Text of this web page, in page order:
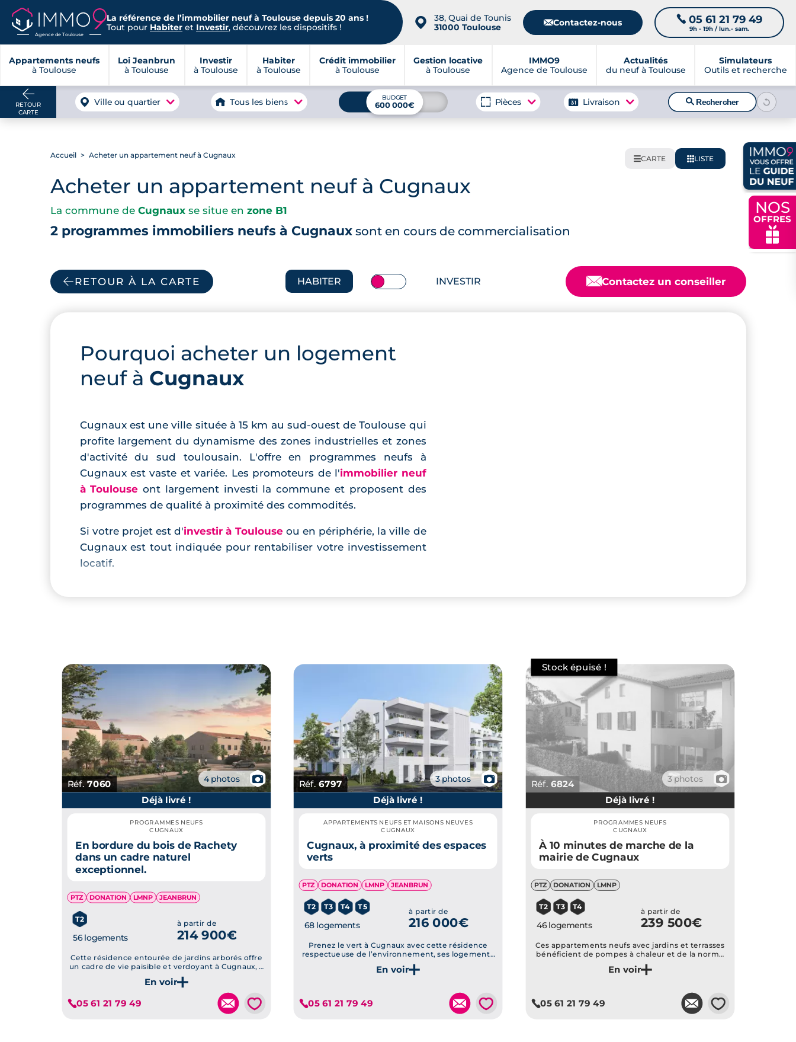
Agence de Toulouse
La référence de l’immobilier neuf à Toulouse depuis 20 ans !
Tout pour Habiter et Investir, découvrez les dispositifs ! 📍
38, Quai de Tounis
31000 Toulouse
📧Contactez-nous 📞 05 61 21 79 49
9h - 19h / lun.- sam.
Appartements neufs
à Toulouse
Loi Jeanbrun
à Toulouse
Investir
à Toulouse
Habiter
à Toulouse
Crédit immobilier
à Toulouse
Gestion locative
à Toulouse
IMMO9
Agence de Toulouse
Actualités
du neuf à Toulouse
Simulateurs
Outils et recherche
NOS
OFFRES
🎁
RETOUR
CARTE
Ville ou quartier Tous les biens BUDGET
600 000€ Pièces Livraison 🔍Rechercher
🌍CARTE 📋LISTE
Accueil Acheter un appartement neuf à Cugnaux
Acheter un appartement neuf à Cugnaux
La commune de Cugnauxse situe en zone B1
2 programmes immobiliers neufs à Cugnauxsont en cours de commercialisation
RETOUR À LA CARTE HABITER INVESTIR 📧Contactez un conseiller
Pourquoi acheter un logement
neuf à Cugnaux
Cugnaux est une ville située à 15 km au sud-ouest de Toulouse qui
profite largement du dynamisme des zones industrielles et zones
d'activité du sud toulousain. L'offre en programmes neufs à
Cugnaux est vaste et variée. Les promoteurs de l'immobilier neuf
à Toulouse ont largement investi la commune et proposent des
programmes de qualité à proximité des commodités.
Si votre projet est d'investir à Toulouseou en périphérie, la ville de
Cugnaux est tout indiquée pour rentabiliser votre investissement
locatif.
Réf. 7060
4 photos 📷
Je découvre ce programme
Déjà livré !
PROGRAMMES NEUFS
CUGNAUX
En bordure du bois de Rachety
dans un cadre naturel
exceptionnel.
PTZ DONATION LMNP JEANBRUN
T2
56 logements
à partir de
214 900€
Cette résidence entourée de jardins arborés offre
un cadre de vie paisible et verdoyant à Cugnaux, à
proximité de Toulouse.
05 61 21 79 49 💗
Réf.6797
3 photos 📷
Je découvre ce programme
Déjà livré !
APPARTEMENTS NEUFS ET MAISONS NEUVES
CUGNAUX
Cugnaux, à proximité des espaces
verts
PTZ DONATION LMNP JEANBRUN
T2 T3 T4 T5
68 logements
à partir de
216 000€
Prenez le vert à Cugnaux avec cette résidence
respectueuse de l’environnement, ses logements
labellisés RE2020 et ses jardins partagés
05 61 21 79 49 💗
Réf. 6824
3 photos 📷
Je découvre ce programme
Déjà livré !
PROGRAMMES NEUFS
CUGNAUX
À 10 minutes de marche de la
mairie de Cugnaux
PTZ DONATION LMNP
T2 T3 T4
46 logements
à partir de
239 500€
Ces appartements neufs avec jardins et terrasses
bénéficient de pompes à chaleur et de la norme
thermique RE2020.
05 61 21 79 49 💗